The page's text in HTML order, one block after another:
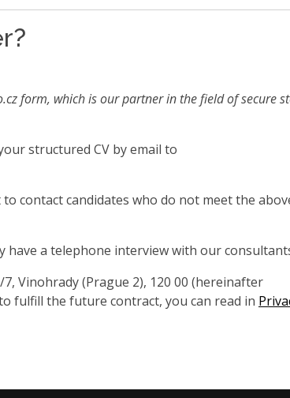
form, which is our partner in the field of secure
structured CV by email to
to contact candidates who do not meet the
have a telephone interview with our
7, Vinohrady (Prague 2), 120 00 (hereinafter
fulfill the future contract, you can read in